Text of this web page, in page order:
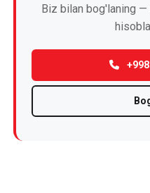
maslahat
ta'mirlash
va
Biz bilan bog'laning —